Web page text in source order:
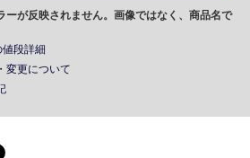
ーが反映されません。画像ではなく、商品名で
値段詳細
変更について